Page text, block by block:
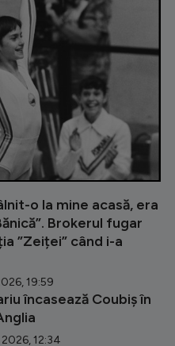
o la mine acasă, era
Brokerul fugar
”Zeiței” când i-a
19:59
încasează Coubiș în
12:34